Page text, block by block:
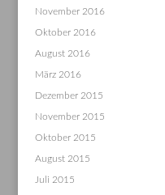
November 2016
Oktober 2016
August 2016
März 2016
Dezember 2015
November 2015
Oktober 2015
August 2015
Juli 2015